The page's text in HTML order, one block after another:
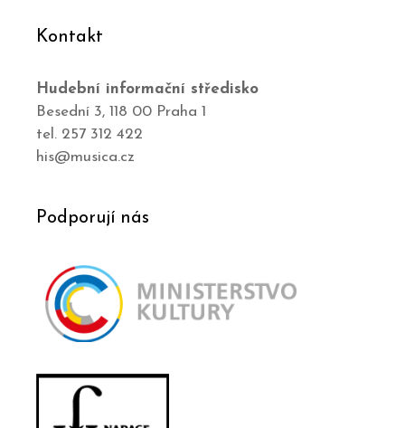
Kontakt
Hudební informační středisko
Besední 3, 118 00 Praha 1
tel. 257 312 422
his@musica.cz
Podporují nás